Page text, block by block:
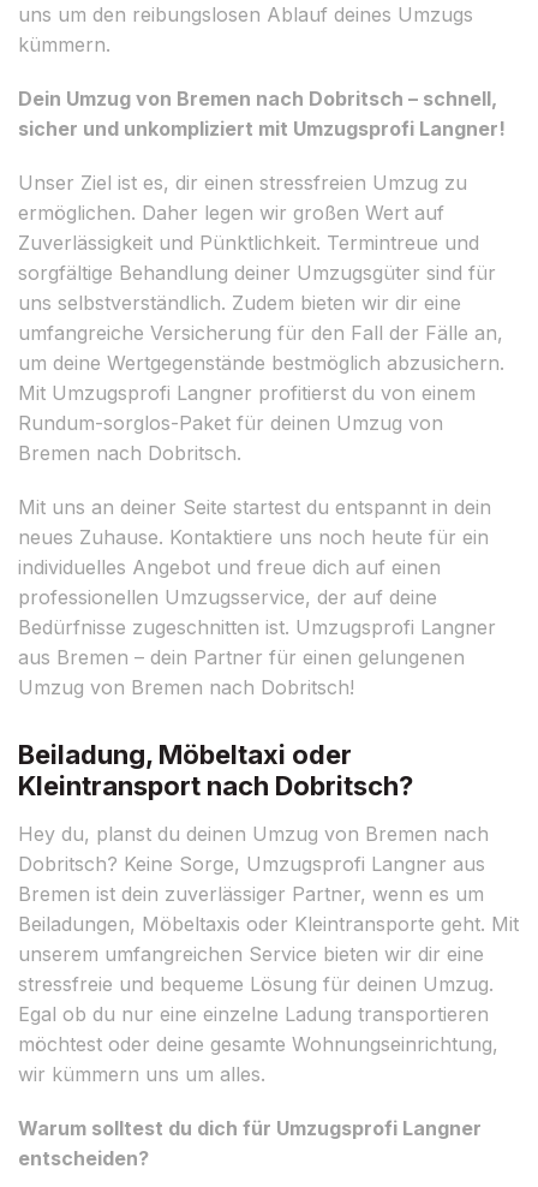
uns um den reibungslosen Ablauf deines Umzugs
kümmern.
Dein Umzug von Bremen nach Dobritsch – schnell,
sicher und unkompliziert mit Umzugsprofi Langner!
Unser Ziel ist es, dir einen stressfreien Umzug zu
ermöglichen. Daher legen wir großen Wert auf
Zuverlässigkeit und Pünktlichkeit. Termintreue und
sorgfältige Behandlung deiner Umzugsgüter sind für
uns selbstverständlich. Zudem bieten wir dir eine
umfangreiche Versicherung für den Fall der Fälle an,
um deine Wertgegenstände bestmöglich abzusichern.
Mit Umzugsprofi Langner profitierst du von einem
Rundum-sorglos-Paket für deinen Umzug von
Bremen nach Dobritsch.
Mit uns an deiner Seite startest du entspannt in dein
neues Zuhause. Kontaktiere uns noch heute für ein
individuelles Angebot und freue dich auf einen
professionellen Umzugsservice, der auf deine
Bedürfnisse zugeschnitten ist. Umzugsprofi Langner
aus Bremen – dein Partner für einen gelungenen
Umzug von Bremen nach Dobritsch!
Beiladung, Möbeltaxi oder
Kleintransport nach Dobritsch?
Hey du, planst du deinen Umzug von Bremen nach
Dobritsch? Keine Sorge, Umzugsprofi Langner aus
Bremen ist dein zuverlässiger Partner, wenn es um
Beiladungen, Möbeltaxis oder Kleintransporte geht. Mit
unserem umfangreichen Service bieten wir dir eine
stressfreie und bequeme Lösung für deinen Umzug.
Egal ob du nur eine einzelne Ladung transportieren
möchtest oder deine gesamte Wohnungseinrichtung,
wir kümmern uns um alles.
Warum solltest du dich für Umzugsprofi Langner
entscheiden?